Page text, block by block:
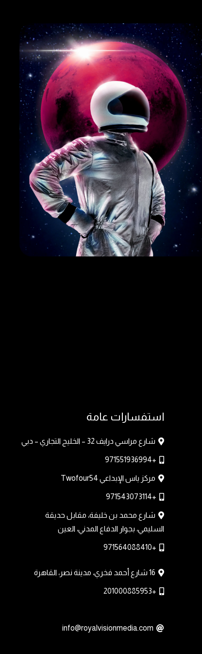
استفسارات عامة
شارع مراسي درايف 32 – الخليج التجاري – دبي
+971551936994
مركز ياس الإبداعي Twofour54
+971543073114
شارع محمد بن خليفة، مقابل حديقة
السليمي، بجوار الدفاع المدني، العين
+971564088410
16 شارع أحمد فخري، مدينة نصر، القاهرة
+201000885953
info@royalvisionmedia.com